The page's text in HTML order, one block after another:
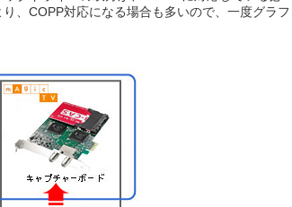
、COPP対応になる場合も多いので、一度グラフ